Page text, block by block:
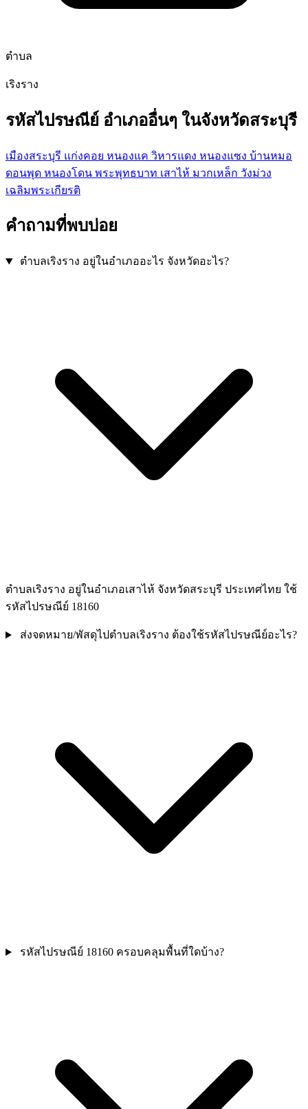
ตำบล
เริงราง
รหัสไปรษณีย์ อำเภออื่นๆ ในจังหวัดสระบุรี
เมืองสระบุรี แก่งคอย หนองแค วิหารแดง หนองแซง บ้านหมอ
ดอนพุด หนองโดน พระพุทธบาท เสาไห้ มวกเหล็ก วังม่วง
เฉลิมพระเกียรติ
คำถามที่พบบ่อย
ตำบลเริงราง อยู่ในอำเภออะไร จังหวัดอะไร?
ตำบลเริงราง อยู่ในอำเภอเสาไห้ จังหวัดสระบุรี ประเทศไทย ใช้
รหัสไปรษณีย์ 18160
ส่งจดหมาย/พัสดุไปตำบลเริงราง ต้องใช้รหัสไปรษณีย์อะไร?
รหัสไปรษณีย์ 18160 ครอบคลุมพื้นที่ใดบ้าง?